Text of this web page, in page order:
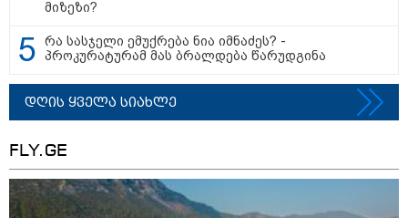
თბილისი - ბუდაპეშტი 617.20
მიზეზი?
რა სასჯელი ემუქრება ნია იმნაძეს? -
პროკურატურამ მას ბრალდება წარუდგინა
დღის ყველა სიახლე
FLY.GE